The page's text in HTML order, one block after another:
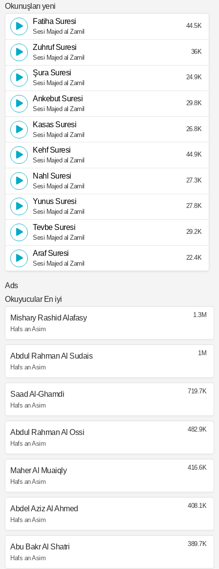
Okunuşları yeni
Fatiha Suresi
Sesi Majed al Zamil
44.5K
Zuhruf Suresi
Sesi Majed al Zamil
36K
Şura Suresi
Sesi Majed al Zamil
24.9K
Ankebut Suresi
Sesi Majed al Zamil
29.8K
Kasas Suresi
Sesi Majed al Zamil
26.8K
Kehf Suresi
Sesi Majed al Zamil
44.9K
Nahl Suresi
Sesi Majed al Zamil
27.3K
Yunus Suresi
Sesi Majed al Zamil
27.8K
Tevbe Suresi
Sesi Majed al Zamil
29.2K
Araf Suresi
Sesi Majed al Zamil
22.4K
Ads
Okuyucular En iyi
Mishary Rashid Alafasy
Hafs an Asim
1.3M
Abdul Rahman Al Sudais
Hafs an Asim
1M
Saad Al-Ghamdi
Hafs an Asim
719.7K
Abdul Rahman Al Ossi
Hafs an Asim
482.9K
Maher Al Muaiqly
Hafs an Asim
416.6K
Abdel Aziz Al Ahmed
Hafs an Asim
408.1K
Abu Bakr Al Shatri
Hafs an Asim
389.7K